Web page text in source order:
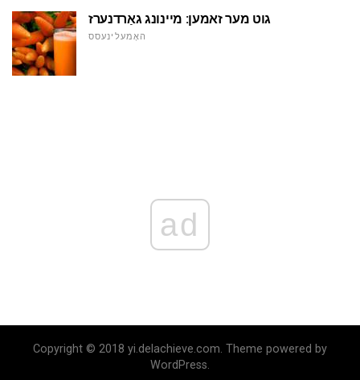
גוט מער זאמען: מיינונג גאַרדנערז
האָמעלינעסס
ad
Copyright © 2018 yi.delachieve.com. Theme powered by
WordPress.